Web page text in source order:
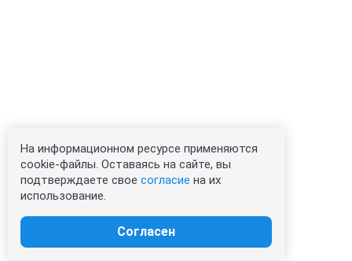
На информационном ресурсе применяются
cookie-файлы. Оставаясь на сайте, вы
подтверждаете свое согласие на их
использование.
Согласен